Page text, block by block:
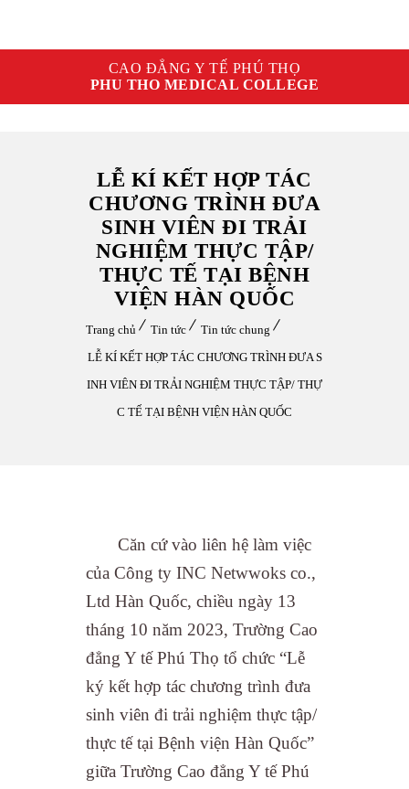
CAO ĐẲNG Y TẾ PHÚ THỌ
PHU THO MEDICAL COLLEGE
LỄ KÍ KẾT HỢP TÁC
CHƯƠNG TRÌNH ĐƯA
SINH VIÊN ĐI TRẢI
NGHIỆM THỰC TẬP/
THỰC TẾ TẠI BỆNH
VIỆN HÀN QUỐC
Trang chủ Tin tức
Tin tức chung
LỄ KÍ KẾT HỢP TÁC CHƯƠNG TRÌNH ĐƯA S
INH VIÊN ĐI TRẢI NGHIỆM THỰC TẬP/ THỰ
C TẾ TẠI BỆNH VIỆN HÀN QUỐC
Căn cứ vào liên hệ làm việc
của Công ty INC Netwwoks co.,
Ltd Hàn Quốc, chiều ngày 13
tháng 10 năm 2023, Trường Cao
đẳng Y tế Phú Thọ tổ chức “Lễ
ký kết hợp tác chương trình đưa
sinh viên đi trải nghiệm thực tập/
thực tế tại Bệnh viện Hàn Quốc”
giữa Trường Cao đẳng Y tế Phú